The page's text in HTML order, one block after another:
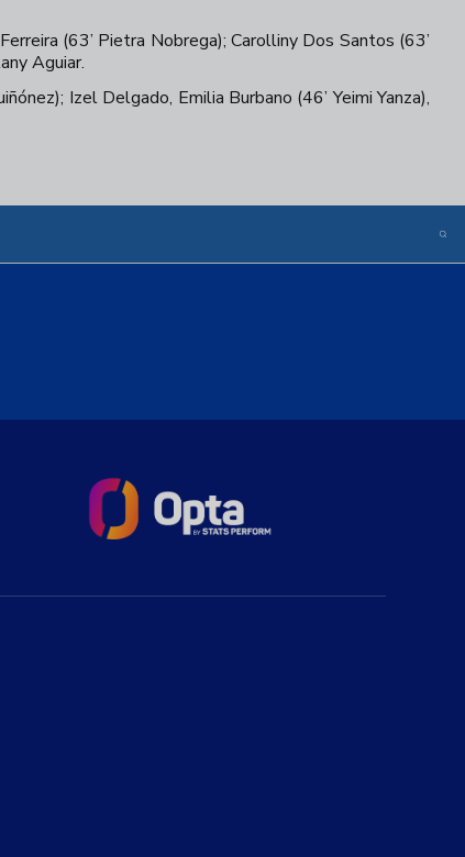
(63’ Pietra Nobrega); Carolliny Dos Santos (63’
Aguiar.
Izel Delgado, Emilia Burbano (46’ Yeimi Yanza),